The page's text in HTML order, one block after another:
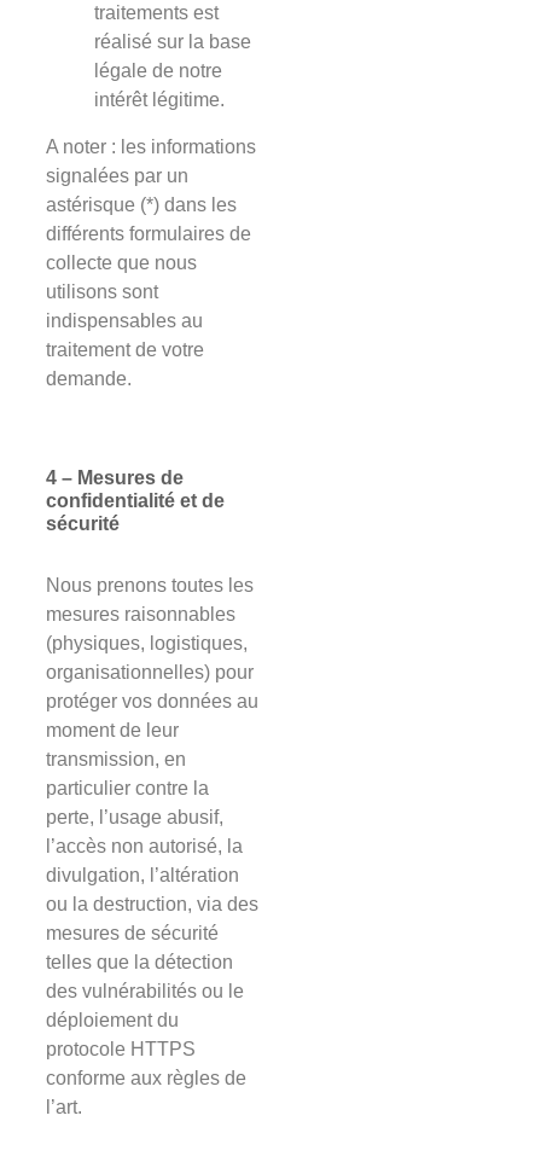
traitements est
réalisé sur la base
légale de notre
intérêt légitime.
A noter : les informations
signalées par un
astérisque (*) dans les
différents formulaires de
collecte que nous
utilisons sont
indispensables au
traitement de votre
demande.
4 – Mesures de
confidentialité et de
sécurité
Nous prenons toutes les
mesures raisonnables
(physiques, logistiques,
organisationnelles) pour
protéger vos données au
moment de leur
transmission, en
particulier contre la
perte, l’usage abusif,
l’accès non autorisé, la
divulgation, l’altération
ou la destruction, via des
mesures de sécurité
telles que la détection
des vulnérabilités ou le
déploiement du
protocole HTTPS
conforme aux règles de
l’art.